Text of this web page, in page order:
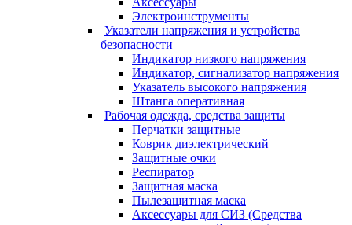
Электроинструменты
Указатели напряжения и устройства
безопасности
Индикатор низкого напряжения
Индикатор, сигнализатор напряжения
Указатель высокого напряжения
Штанга оперативная
Рабочая одежда, средства защиты
Перчатки защитные
Коврик диэлектрический
Защитные очки
Респиратор
Защитная маска
Пылезащитная маска
Аксессуары для СИЗ (Средства